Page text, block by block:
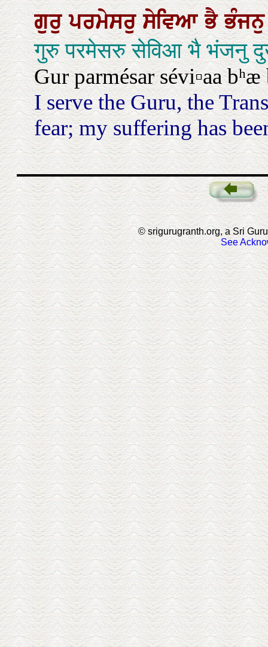
ਗੁਰੁਪਰਮੇਸਰੁਸੇਵਿਆਭੈ
गुरु परमेसरु सेविआ भै भंजनु
Gur parmésar sévi▫aa bʰæ
I serve the Guru, the
fear; my suffering has
© srigurugranth.org, a Sri
See